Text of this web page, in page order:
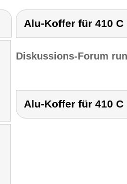
Alu-Koffer für 410 C
Diskussions-Forum
Alu-Koffer für 410 C